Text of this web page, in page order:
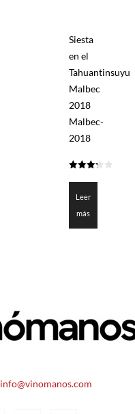
Siesta
en el
Tahuantinsuyu
Malbec
2018
Malbec-
2018
Leer
más
info@vinomanos.com